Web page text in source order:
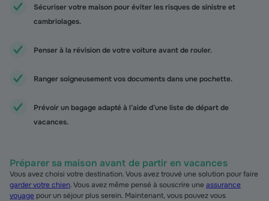
Sécuriser votre maison pour éviter les risques de sinistre et
cambriolages.
Penser à la révision de votre voiture avant de rouler.
Ranger soigneusement vos documents dans une pochette.
Prévoir un bagage adapté à l’aide d’une liste de départ de
vacances.
Préparer sa maison avant de partir en vacances
Vous avez choisi votre destination. Vous avez trouvé une solution pour faire
garder votre chien. Vous avez même pensé à souscrire uneassurance
voyage pour un séjour plus serein. Maintenant, vous pouvez vous